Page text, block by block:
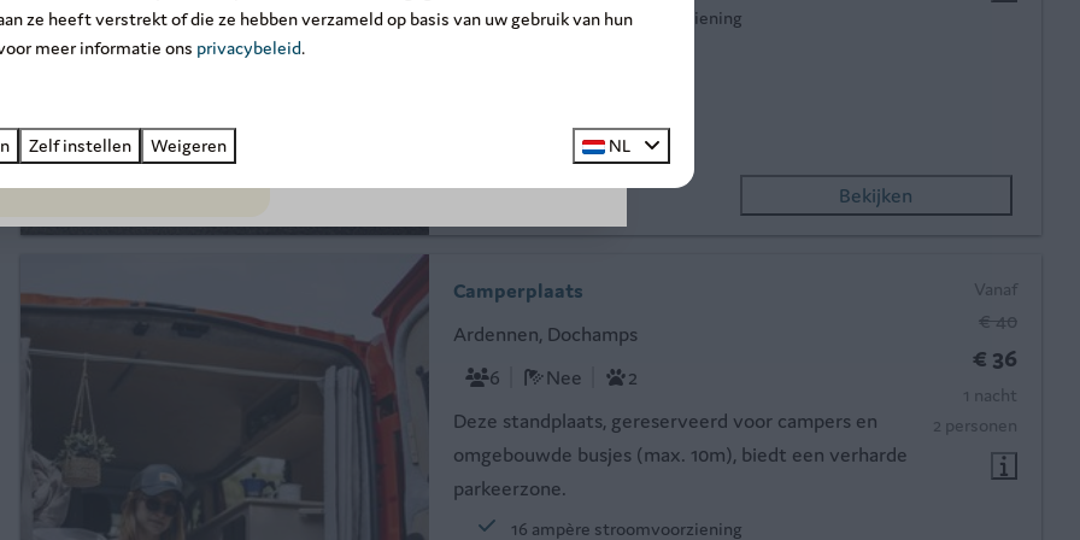
16 ampère stroomvoorziening
Watertappunten
Bekijken
Vanaf
€ 40
€ 36
1 nacht
2 personen
Camperplaats
Ardennen, Dochamps
6
Nee
2
Deze standplaats, gereserveerd voor campers en
omgebouwde busjes (max. 10m), biedt een verharde
parkeerzone.
16 ampère stroomvoorziening
septemberen profiteer van
exclusieve kortingen
tot wel -20%.
ze heeft verstrekt of die ze hebben verzameld op basis van uw gebruik van hun
meer informatie ons privacybeleid.
Zelf instellen Weigeren NL